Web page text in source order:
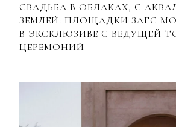
СВАДЬБА В ОБЛАКАХ, С
ЗЕМЛЕЙ: ПЛОЩАДКИ ЗАГС
В ЭКСКЛЮЗИВЕ С ВЕДУЩЕЙ
ЦЕРЕМОНИЙ